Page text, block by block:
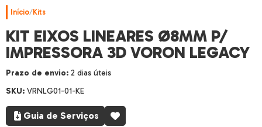
Início/Kits
KIT EIXOS LINEARES Ø8MM P/
IMPRESSORA 3D VORON LEGACY
Prazo de envio: 2 dias úteis
SKU: VRNLG01-01-KE
Guia de Serviços